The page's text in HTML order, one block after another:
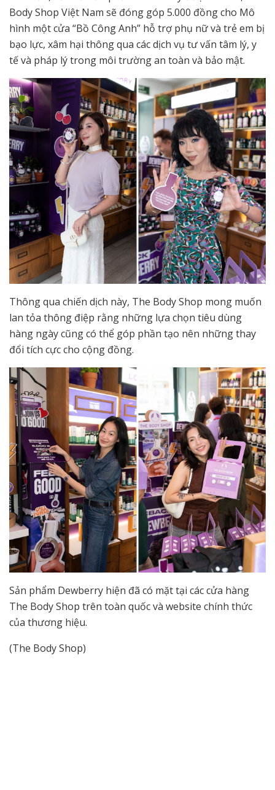
Body Shop Việt Nam sẽ đóng góp 5.000 đồng cho Mô
hình một cửa “Bồ Công Anh” hỗ trợ phụ nữ và trẻ em bị
bạo lực, xâm hại thông qua các dịch vụ tư vấn tâm lý, y
tế và pháp lý trong môi trường an toàn và bảo mật.
Thông qua chiến dịch này, The Body Shop mong muốn
lan tỏa thông điệp rằng những lựa chọn tiêu dùng
hàng ngày cũng có thể góp phần tạo nên những thay
đổi tích cực cho cộng đồng.
Sản phẩm Dewberry hiện đã có mặt tại các cửa hàng
The Body Shop trên toàn quốc và website chính thức
của thương hiệu.
(The Body Shop)